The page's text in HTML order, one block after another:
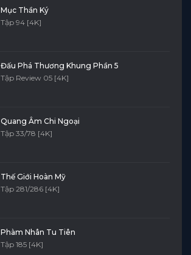
Mục Thần Ký
Tập 94 [4K]
Đấu Phá Thương Khung Phần 5
Tập Review 05 [4K]
Quang Âm Chi Ngoại
Tập 33/78 [4K]
Thế Giới Hoàn Mỹ
Tập 281/286 [4K]
Phàm Nhân Tu Tiên
Tập 185 [4K]